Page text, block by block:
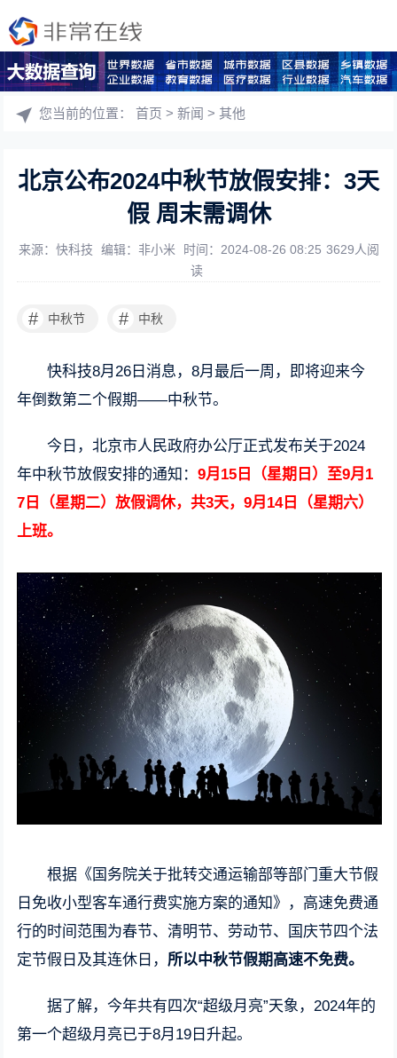
您当前的位置：首页 >新闻 >其他
北京公布2024中秋节放假安排：3天
假 周末需调休
来源：快科技 编辑：非小米 时间：2024-08-26 08:25 3629人阅
读
# 中秋节 # 中秋
快科技8月26日消息，8月最后一周，即将迎来今
年倒数第二个假期——中秋节。
今日，北京市人民政府办公厅正式发布关于2024
年中秋节放假安排的通知：9月15日（星期日）至9月1
7日（星期二）放假调休，共3天，9月14日（星期六）
上班。
根据《国务院关于批转交通运输部等部门重大节假
日免收小型客车通行费实施方案的通知》，高速免费通
行的时间范围为春节、清明节、劳动节、国庆节四个法
定节假日及其连休日， 所以中秋节假期高速不免费。
据了解，今年共有四次“超级月亮”天象，2024年的
第一个超级月亮已于8月19日升起。